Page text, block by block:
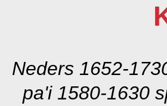
Neders 1652-
pa'i 1580-1630